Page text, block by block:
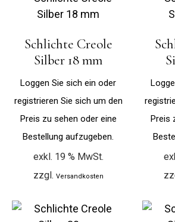
Schlichte Creole
Silber 18 mm
Loggen Sie sich ein oder
registrieren Sie sich um den
Preis zu sehen oder eine
Bestellung aufzugeben.
exkl. 19 % MwSt.
zzgl. Versandkosten
Preis